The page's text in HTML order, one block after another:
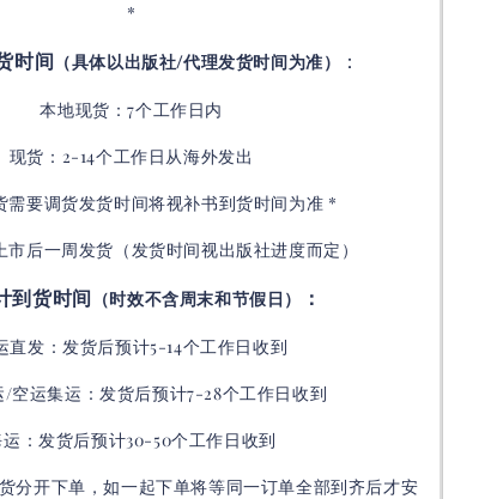
*
时间 （具体以出版社/代理发货时间为准） ：
本地现货：7个工作日内
现货：2-14个工作日从海外发出
需要调货发货时间将视补书到货时间为准 *
市后一周发货（发货时间视出版社进度而定 ）
到货时间 （时效不含周末和节假日） ：
直发：发货后预计5-14个工作日收到
/空运集运：发货后预计7-28个工作日收到
：发货后预计30-50个工作日收到
分开下单，如一起下单将等同一订单全部到齐后才安